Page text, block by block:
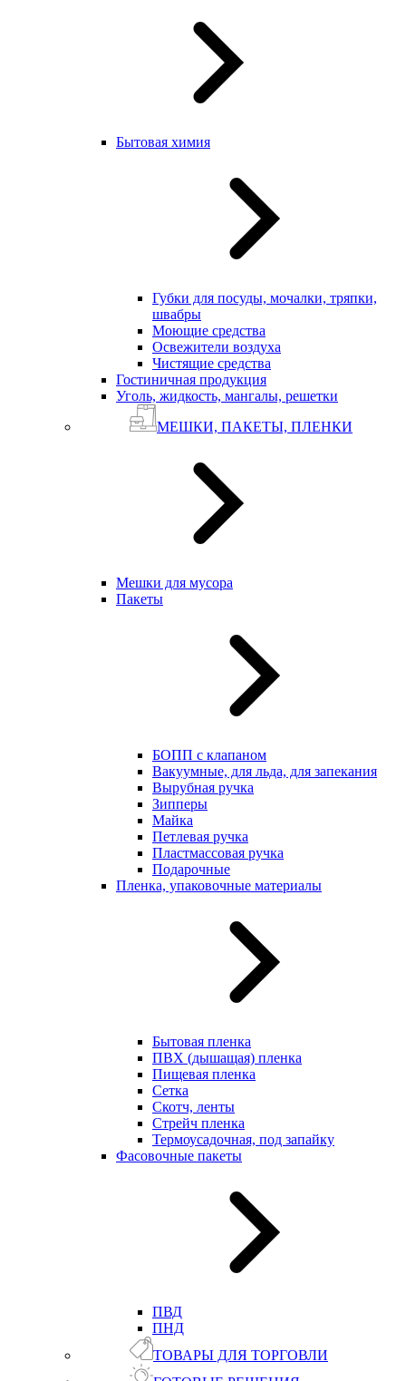
Бытовая химия
Губки для посуды, мочалки, тряпки,
швабры
Моющие средства
Освежители воздуха
Чистящие средства
Гостиничная продукция
Уголь, жидкость, мангалы, решетки
МЕШКИ, ПАКЕТЫ, ПЛЕНКИ
Мешки для мусора
Пакеты
БОПП с клапаном
Вакуумные, для льда, для запекания
Вырубная ручка
Зипперы
Майка
Петлевая ручка
Пластмассовая ручка
Подарочные
Пленка, упаковочные материалы
Бытовая пленка
ПВХ (дышащая) пленка
Пищевая пленка
Сетка
Скотч, ленты
Стрейч пленка
Термоусадочная, под запайку
Фасовочные пакеты
ПВД
ПНД
ТОВАРЫ ДЛЯ ТОРГОВЛИ